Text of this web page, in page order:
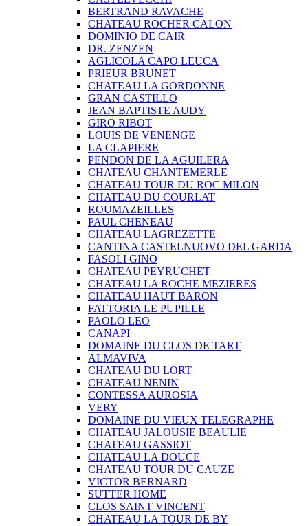
BERTRAND RAVACHE
CHATEAU ROCHER CALON
DOMINIO DE CAIR
DR. ZENZEN
AGLICOLA CAPO LEUCA
PRIEUR BRUNET
CHATEAU LA GORDONNE
GRAN CASTILLO
JEAN BAPTISTE AUDY
GIRO RIBOT
LOUIS DE VENENGE
LA CLAPIERE
PENDON DE LA AGUILERA
CHATEAU CHANTEMERLE
CHATEAU TOUR DU ROC MILON
CHATEAU DU COURLAT
ROUMAZEILLES
PAUL CHENEAU
CHATEAU LAGREZETTE
CANTINA CASTELNUOVO DEL GARDA
FASOLI GINO
CHATEAU PEYRUCHET
CHATEAU LA ROCHE MEZIERES
CHATEAU HAUT BARON
FATTORIA LE PUPILLE
PAOLO LEO
CANAPI
DOMAINE DU CLOS DE TART
ALMAVIVA
CHATEAU DU LORT
CHATEAU NENIN
CONTESSA AUROSIA
VERY
DOMAINE DU VIEUX TELEGRAPHE
CHATEAU JALOUSIE BEAULIE
CHATEAU GASSIOT
CHATEAU LA DOUCE
CHATEAU TOUR DU CAUZE
VICTOR BERNARD
SUTTER HOME
CLOS SAINT VINCENT
CHATEAU LA TOUR DE BY